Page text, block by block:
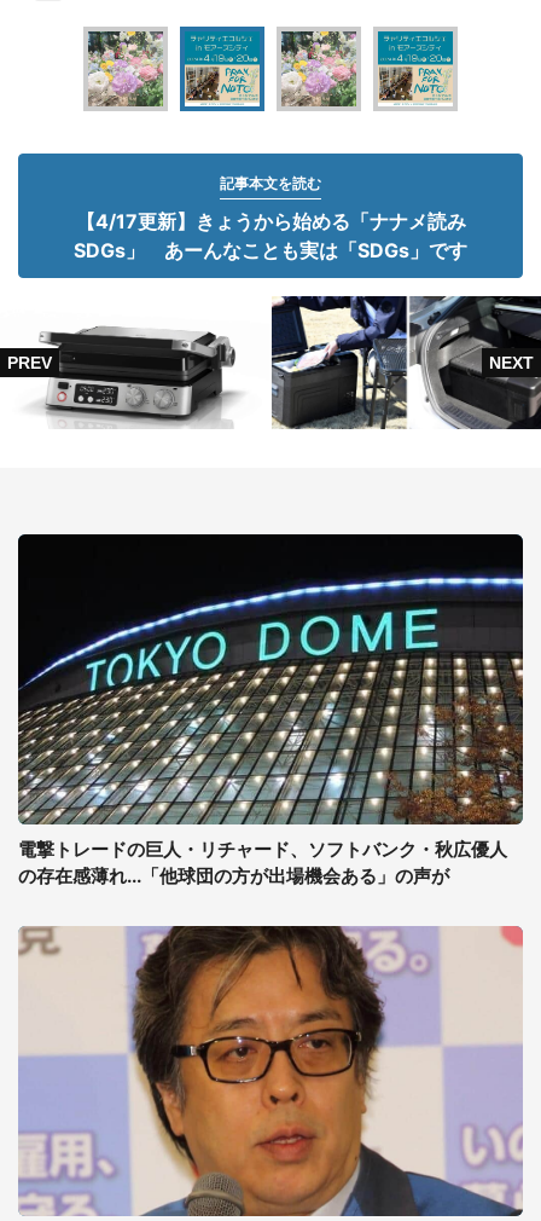
記事本文を読む
【4/17更新】きょうから始める「ナナメ読み
SDGs」 あーんなことも実は「SDGs」です
電撃トレードの巨人・リチャード、ソフトバンク・秋広優人
の存在感薄れ...「他球団の方が出場機会ある」の声が